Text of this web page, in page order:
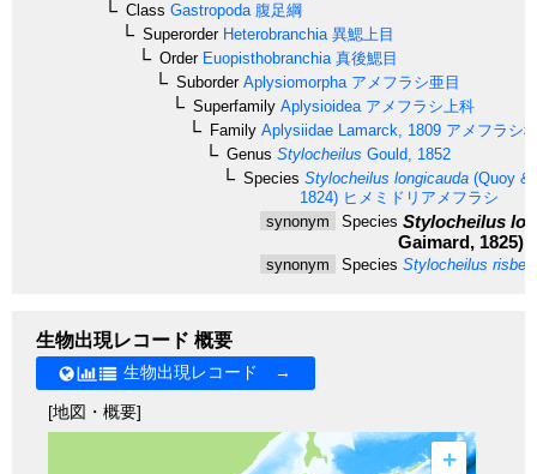
Class Gastropoda 腹足綱
SuperorderHeterobranchia 異鰓上目
OrderEuopisthobranchia 真後鰓目
SuborderAplysiomorpha アメフラシ亜目
Superfamily Aplysioidea アメフラシ上科
Family Aplysiidae Lamarck, 1809 アメフラシ
Genus Stylocheilus Gould, 1852
Species Stylocheilus longicauda (Quoy &
1824) ヒメミドリアメフラシ
synonym
Species Stylocheilus
Gaimard, 1825)
synonym Species Stylocheilus risbeci
生物出現レコード 概要
生物出現レコード →
[地図・概要]
+